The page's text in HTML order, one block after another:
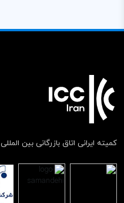
کمیته ایرانی اتاق بازرگانی بین المللی ICC